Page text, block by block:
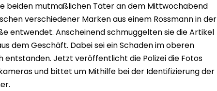
beiden mutmaßlichen Täter an dem Mittwochabend
verschiedener Marken aus einem Rossmann in der
entwendet. Anscheinend schmuggelten sie die Artikel
dem Geschäft. Dabei sei ein Schaden im oberen
entstanden. Jetzt veröffentlicht die Polizei die Fotos
und bittet um Mithilfe bei der Identifizierung der